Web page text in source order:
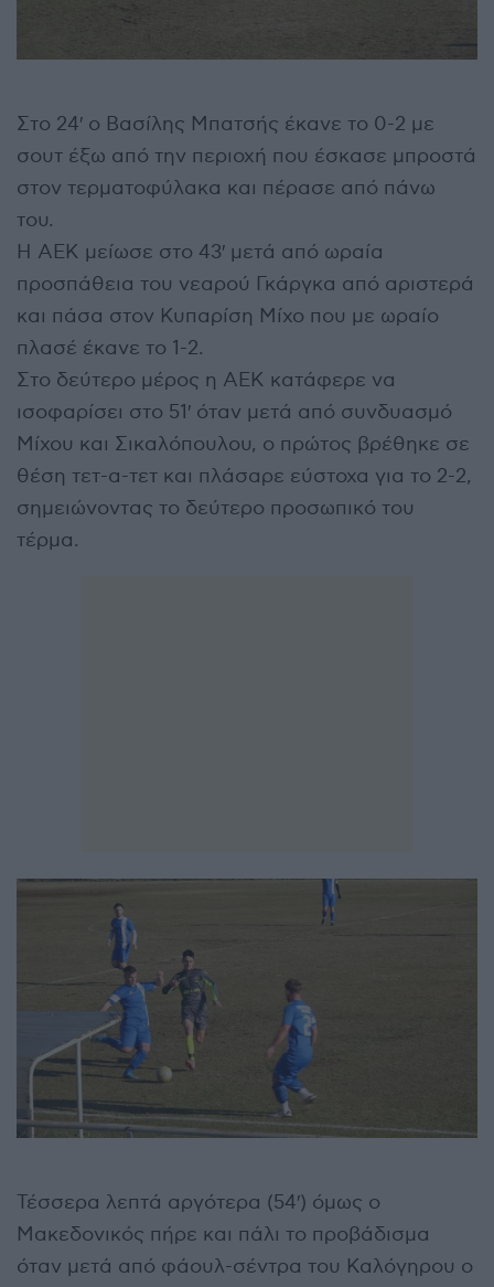
Στο 24′ ο Βασίλης Μπατσής έκανε το 0-2 με
σουτ έξω από την περιοχή που έσκασε μπροστά
στον τερματοφύλακα και πέρασε από πάνω
του.
Η ΑΕΚ μείωσε στο 43′ μετά από ωραία
προσπάθεια του νεαρού Γκάργκα από αριστερά
και πάσα στον Κυπαρίση Μίχο που με ωραίο
πλασέ έκανε το 1-2.
Στο δεύτερο μέρος η ΑΕΚ κατάφερε να
ισοφαρίσει στο 51′ όταν μετά από συνδυασμό
Μίχου και Σικαλόπουλου, ο πρώτος βρέθηκε σε
θέση τετ-α-τετ και πλάσαρε εύστοχα για το 2-2,
σημειώνοντας το δεύτερο προσωπικό του
τέρμα.
Τέσσερα λεπτά αργότερα (54′) όμως ο
Μακεδονικός πήρε και πάλι το προβάδισμα
όταν μετά από φάουλ-σέντρα του Καλόγηρου ο